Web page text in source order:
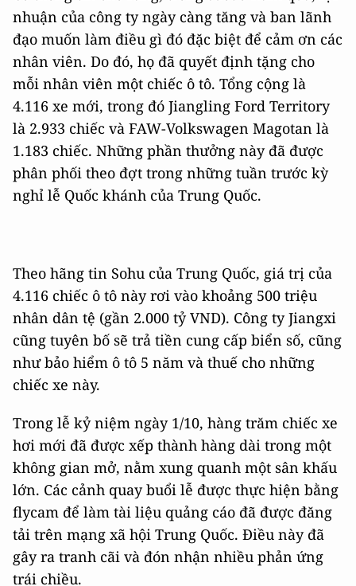
nhuận của công ty ngày càng tăng và ban lãnh
đạo muốn làm điều gì đó đặc biệt để cảm ơn các
nhân viên. Do đó, họ đã quyết định tặng cho
mỗi nhân viên một chiếc ô tô. Tổng cộng là
4.116 xe mới, trong đó Jiangling Ford Territory
là 2.933 chiếc và FAW-Volkswagen Magotan là
1.183 chiếc. Những phần thưởng này đã được
phân phối theo đợt trong những tuần trước kỳ
nghỉ lễ Quốc khánh của Trung Quốc.
Theo hãng tin Sohu của Trung Quốc, giá trị của
4.116 chiếc ô tô này rơi vào khoảng 500 triệu
nhân dân tệ (gần 2.000 tỷ VND). Công ty Jiangxi
cũng tuyên bố sẽ trả tiền cung cấp biển số, cũng
như bảo hiểm ô tô 5 năm và thuế cho những
chiếc xe này.
Trong lễ kỷ niệm ngày 1/10, hàng trăm chiếc xe
hơi mới đã được xếp thành hàng dài trong một
không gian mở, nằm xung quanh một sân khấu
lớn. Các cảnh quay buổi lễ được thực hiện bằng
flycam để làm tài liệu quảng cáo đã được đăng
tải trên mạng xã hội Trung Quốc. Điều này đã
gây ra tranh cãi và đón nhận nhiều phản ứng
trái chiều.